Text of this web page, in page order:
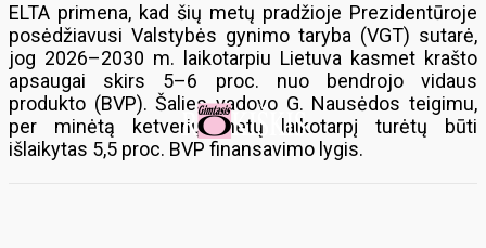
ELTA primena, kad šių metų pradžioje Prezidentūroje
posėdžiavusi Valstybės gynimo taryba (VGT) sutarė,
jog 2026–2030 m. laikotarpiu Lietuva kasmet krašto
apsaugai skirs 5–6 proc. nuo bendrojo vidaus
produkto (BVP). Šalies vadovo G. Nausėdos teigimu,
per minėtą ketverių metų laikotarpį turėtų būti
išlaikytas 5,5 proc. BVP finansavimo lygis.